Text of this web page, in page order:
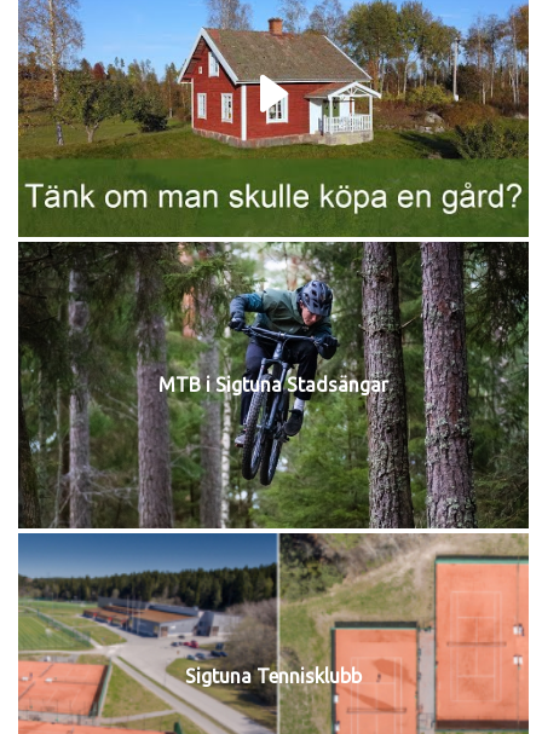
MTB i Sigtuna Stadsängar
Sigtuna Tennisklubb